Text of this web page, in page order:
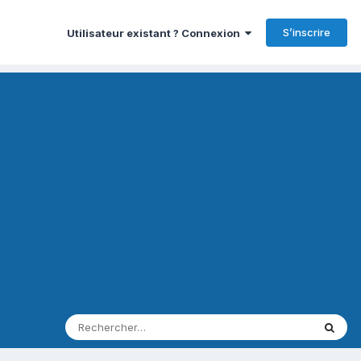
Utilisateur existant ? Connexion S’inscrire